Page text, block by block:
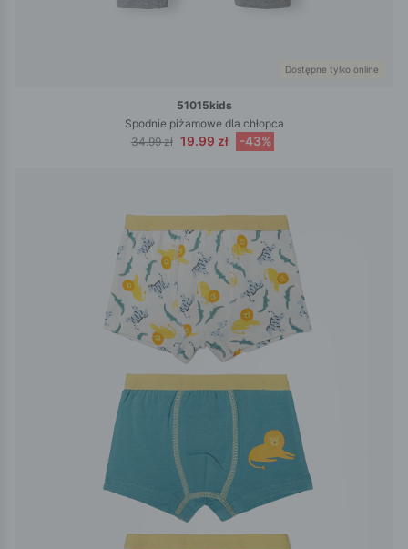
Dostępne tylko online
51015kids
Spodnie piżamowe dla chłopca
34.99 zł 19.99 zł -43%